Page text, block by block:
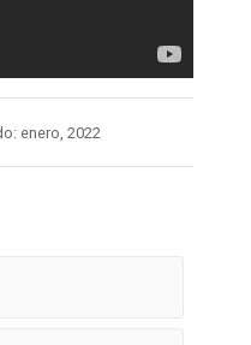
enero, 2022